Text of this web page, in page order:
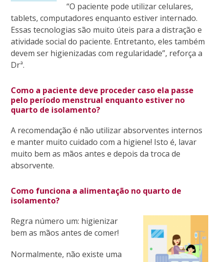
“O paciente pode utilizar celulares,
tablets, computadores enquanto estiver internado.
Essas tecnologias são muito úteis para a distração e
atividade social do paciente. Entretanto, eles também
devem ser higienizadas com regularidade”, reforça a
Drª.
Como a paciente deve proceder caso ela passe
pelo período menstrual enquanto estiver no
quarto de isolamento?
A recomendação é não utilizar absorventes internos
e manter muito cuidado com a higiene! Isto é, lavar
muito bem as mãos antes e depois da troca de
absorvente.
Como funciona a alimentação no quarto de
isolamento?
Regra número um: higienizar
bem as mãos antes de comer!
Normalmente, não existe uma